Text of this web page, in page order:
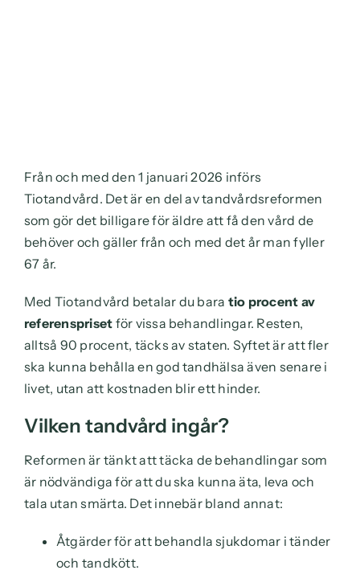
Från och med den 1 januari 2026 införs
Tiotandvård. Det är en del av tandvårdsreformen
som gör det billigare för äldre att få den vård de
behöver och gäller från och med det år man fyller
67 år.
Med Tiotandvård betalar du bara tio procent av
referenspriset för vissa behandlingar. Resten,
alltså 90 procent, täcks av staten. Syftet är att fler
ska kunna behålla en god tandhälsa även senare i
livet, utan att kostnaden blir ett hinder.
Vilken tandvård ingår?
Reformen är tänkt att täcka de behandlingar som
är nödvändiga för att du ska kunna äta, leva och
tala utan smärta. Det innebär bland annat:
Åtgärder för att behandla sjukdomar i tänder
och tandkött.